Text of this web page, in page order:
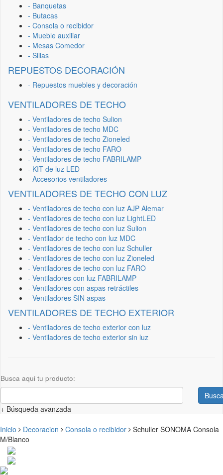
- Banquetas
- Butacas
- Consola o recibidor
- Mueble auxiliar
- Mesas Comedor
- Sillas
REPUESTOS DECORACIÓN
- Repuestos muebles y decoración
VENTILADORES DE TECHO
- Ventiladores de techo Sulion
- Ventiladores de techo MDC
- Ventiladores de techo Zioneled
- Ventiladores de techo FARO
- Ventiladores de techo FABRILAMP
- KIT de luz LED
- Accesorios ventiladores
VENTILADORES DE TECHO CON LUZ
- Ventiladores de techo con luz AJP Alemar
- Ventiladores de techo con luz LightLED
- Ventiladores de techo con luz Sulion
- Ventilador de techo con luz MDC
- Ventiladores de techo con luz Schuller
- Ventiladores de techo con luz Zioneled
- Ventiladores de techo con luz FARO
- Ventiladores con luz FABRILAMP
- Ventiladores con aspas retráctiles
- Ventiladores SIN aspas
VENTILADORES DE TECHO EXTERIOR
- Ventiladores de techo exterior con luz
- Ventiladores de techo exterior sin luz
Busca aqui tu producto:
+ Búsqueda avanzada
Inicio Decoracion Consola o recibidor
Schuller SONOMA Consola
M/Blanco